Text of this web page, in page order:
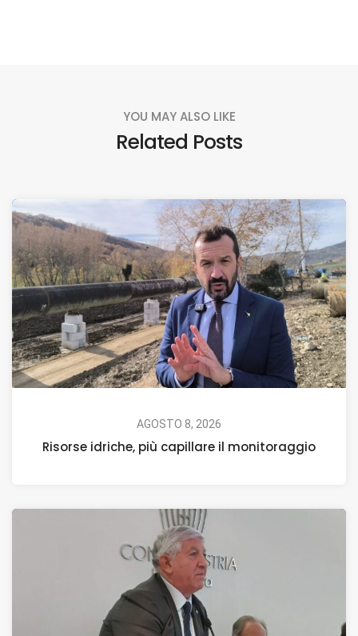
YOU MAY ALSO LIKE
Related Posts
AGOSTO 8, 2026
Risorse idriche, più capillare il monitoraggio